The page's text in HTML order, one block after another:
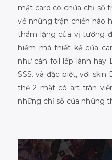
mặt card có chứa chỉ số
về những trận chiến hào
thầm lặng của vị tướng
hiếm mà thiết kế của
như cán foil lấp lánh hay
SSS. và đặc biệt, với skin
thẻ 2 mặt có art tràn
những chỉ số của những